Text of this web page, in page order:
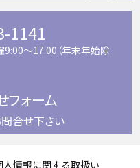
1141
〜17:00（年末年始除
フォーム
合せ下さい
人情報に関する取扱い